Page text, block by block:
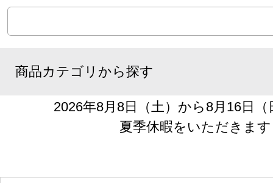
商品カテゴリから探す
2026年8月8日（土）から8月16日
夏季休暇をいただきます